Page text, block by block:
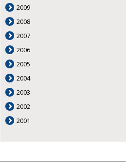
2009
2008
2007
2006
2005
2004
2003
2002
2001